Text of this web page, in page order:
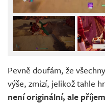
Pevně doufám, že
výše, zmizí, jelikož tahle
není originální, ale